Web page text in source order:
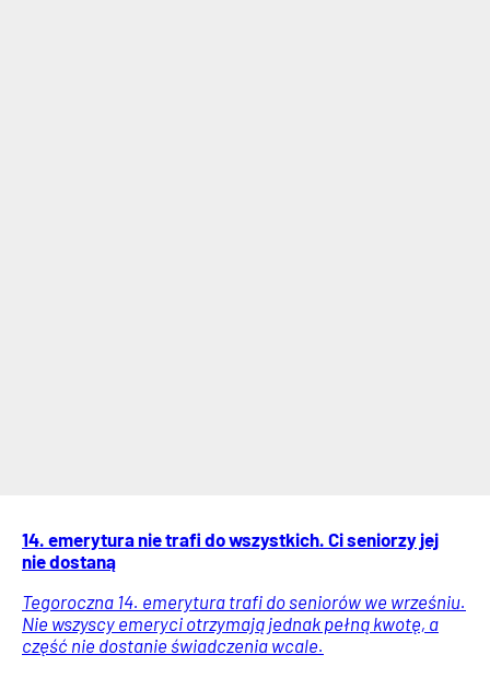
14. emerytura nie trafi do wszystkich. Ci seniorzy jej
nie dostaną
Tegoroczna 14. emerytura trafi do seniorów we wrześniu.
Nie wszyscy emeryci otrzymają jednak pełną kwotę, a
część nie dostanie świadczenia wcale.